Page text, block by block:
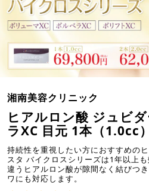
湘南美容クリニック
ヒアルロン酸 ジュビ
ラXC 目元 1本（1.0cc）
持続性を重視したい方におすすめの
スタ バイクロスシリーズは1年以上
違うヒアルロン酸が隙間なく結びつ
ワにも対応します。